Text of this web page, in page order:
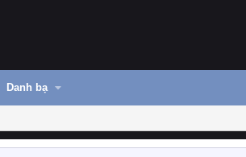
Danh bạ